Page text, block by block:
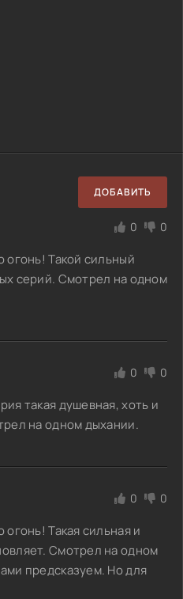
ДОБАВИТЬ
0 0
Такой сильный
серий. Смотрел на одном
0 0
такая душевная, хоть и
на одном дыхании.
0 0
Такая сильная и
Смотрел на одном
предсказуем. Но для